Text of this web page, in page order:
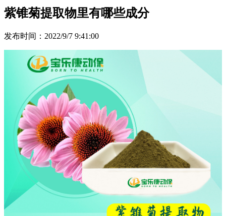
紫锥菊提取物里有哪些成分
发布时间：2022/9/7 9:41:00